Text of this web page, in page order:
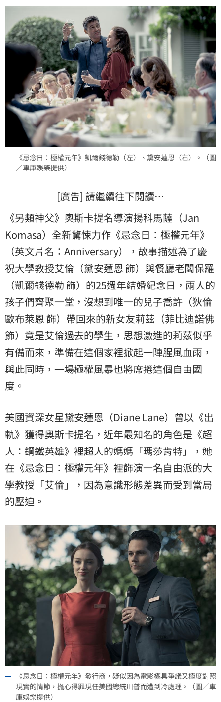
《忌念日：極權元年》凱爾錢德勒（左）、黛安蓮恩（右）。（圖
／車庫娛樂提供）
[廣告] 請繼續往下閱讀…
《另類神父》奧斯卡提名導演揚科馬薩（Jan
Komasa）全新驚悚力作《忌念日：極權元年》
（英文片名：Anniversary），故事描述為了慶
祝大學教授艾倫（黛安蓮恩飾）與餐廳老闆保羅
（凱爾錢德勒 飾）的25週年結婚紀念日，兩人的
孩子們齊聚一堂，沒想到唯一的兒子喬許（狄倫
歐布萊恩 飾）帶回來的新女友莉茲（菲比迪諾佛
飾）竟是艾倫過去的學生，思想激進的莉茲似乎
有備而來，準備在這個家裡掀起一陣腥風血雨，
與此同時，一場極權風暴也將席捲這個自由國
度。
美國資深女星黛安蓮恩（Diane Lane）曾以《出
軌》獲得奧斯卡提名，近年最知名的角色是《超
人：鋼鐵英雄》裡超人的媽媽「瑪莎肯特」，她
在《忌念日：極權元年》裡飾演一名自由派的大
學教授「艾倫」，因為意識形態差異而受到當局
的壓迫。
《忌念日：極權元年》發行商，疑似因為電影極具爭議又極度對照
現實的情節，擔心得罪現任美國總統川普而遭到冷處理。（圖／車
庫娛樂提供）